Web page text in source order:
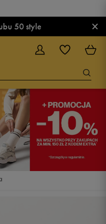
50 style ×